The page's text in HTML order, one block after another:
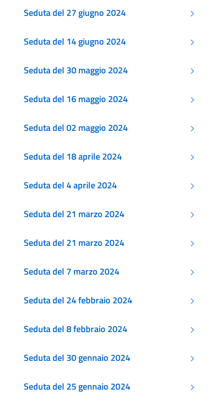
Seduta del 27 giugno 2024
Seduta del 14 giugno 2024
Seduta del 30 maggio 2024
Seduta del 16 maggio 2024
Seduta del 02 maggio 2024
Seduta del 18 aprile 2024
Seduta del 4 aprile 2024
Seduta del 21 marzo 2024
Seduta del 21 marzo 2024
Seduta del 7 marzo 2024
Seduta del 24 febbraio 2024
Seduta del 8 febbraio 2024
Seduta del 30 gennaio 2024
Seduta del 25 gennaio 2024